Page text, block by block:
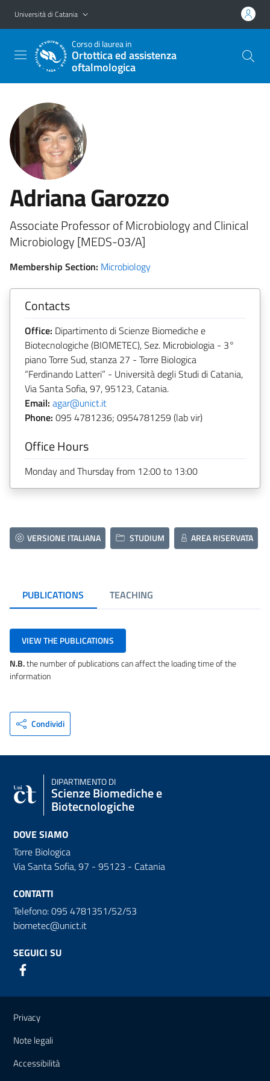
Vai al contenuto principale
Vai al menu di navigazione
Università di Catania
Corso di laurea in
Ortottica ed assistenza
oftalmologica
Adriana Garozzo
Associate Professor of Microbiology and Clinical
Microbiology [MEDS-03/A]
Membership Section: Microbiology
Contacts
Office: Dipartimento di Scienze Biomediche e
Biotecnologiche (BIOMETEC), Sez. Microbiologia - 3°
piano Torre Sud, stanza 27 - Torre Biologica
“Ferdinando Latteri” - Università degli Studi di Catania,
Via Santa Sofia, 97, 95123, Catania.
Email: agar@unict.it
Phone: 095 4781236; 0954781259 (lab vir)
Office Hours
Monday and Thursday from 12:00 to 13:00
VERSIONE ITALIANA STUDIUM AREA RISERVATA
PUBLICATIONS TEACHING
VIEW THE PUBLICATIONS
N.B.the number of publications can affect the loading time of the
information
Condividi
DIPARTIMENTO DI
Scienze Biomediche e
Biotecnologiche
DOVE SIAMO
Torre Biologica
Via Santa Sofia, 97 - 95123 - Catania
CONTATTI
Telefono: 095 4781351/52/53
biometec@unict.it
SEGUICI SU
Link e informazioni utili
Privacy
Note legali
Accessibilità